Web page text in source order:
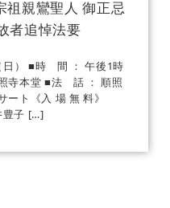
親鸞聖人 御正忌
者追悼法要
） ■時 間 ： 午後1時
寺本堂 ■法 話 ： 順照
ト《入 場 無 料》
ソプラノ / 岩井豊子 […]